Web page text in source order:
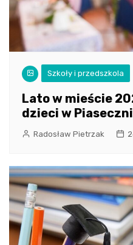
Szkoły i przedszkola
Lato w mieście
dzieci w
Radosław Pietrzak